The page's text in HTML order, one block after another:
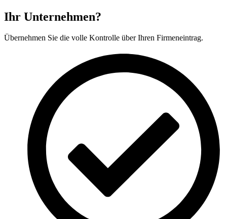
Ihr Unternehmen?
Übernehmen Sie die volle Kontrolle über Ihren Firmeneintrag.